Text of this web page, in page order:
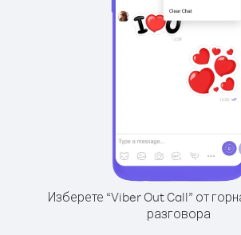
Изберете “Viber Out Call” от
разговора